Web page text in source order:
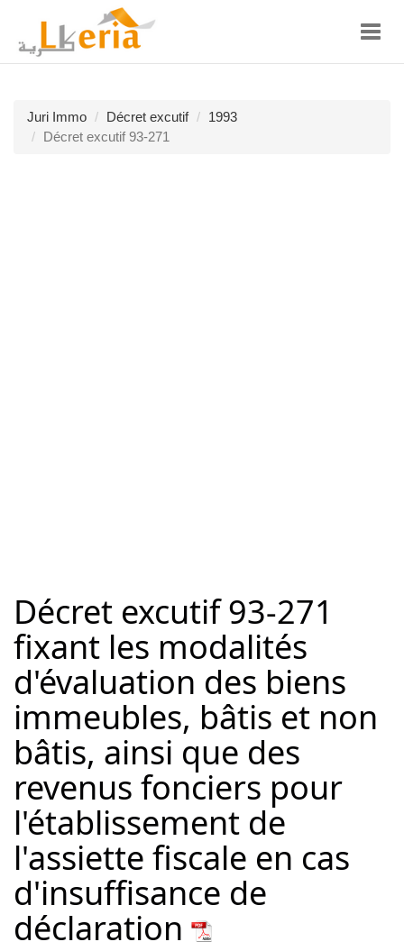
Juri Immo Décret excutif
1993
Décret excutif 93-271
Décret excutif 93-271
fixant les modalités
d'évaluation des biens
immeubles, bâtis et non
bâtis, ainsi que des
revenus fonciers pour
l'établissement de
l'assiette fiscale en cas
d'insuffisance de
déclaration